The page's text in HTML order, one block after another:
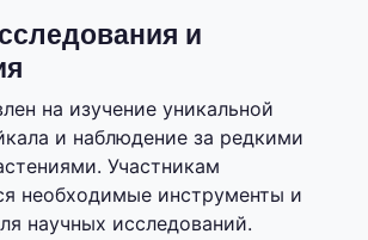
и
на изучение уникальной
и наблюдение за редкими
Участникам
необходимые инструменты и
научных исследований.